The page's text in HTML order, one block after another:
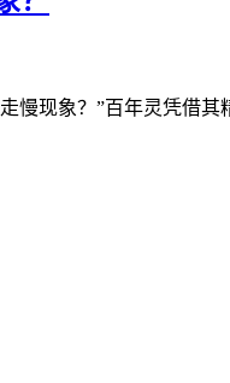
慢现象？”百年灵凭借